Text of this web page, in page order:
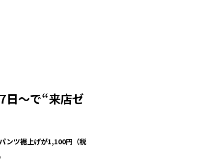
日～で“来店ゼ
ンツ裾上げが1,100円（税